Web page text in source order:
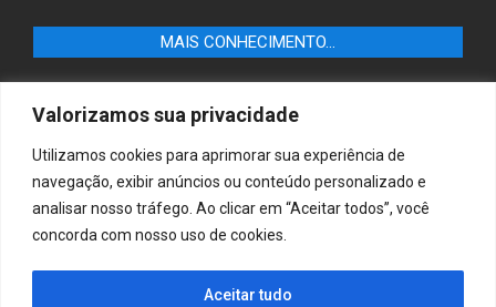
Valorizamos sua privacidade
Utilizamos cookies para aprimorar sua experiência de
navegação, exibir anúncios ou conteúdo personalizado e
analisar nosso tráfego. Ao clicar em “Aceitar todos”, você
concorda com nosso uso de cookies.
Aceitar tudo
MAIS CONHECIMENTO…
Castilho-SP e descubra as melhores empresas e serviços
locais.
B10 Brasil – Informação e Poder
MAIS CONHECIMENTO…
Casa & Jardim – Descubra as melhores dicas e